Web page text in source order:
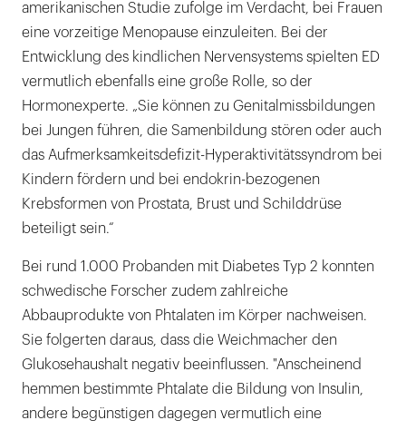
amerikanischen Studie zufolge im Verdacht, bei Frauen
eine vorzeitige Menopause einzuleiten. Bei der
Entwicklung des kindlichen Nervensystems spielten ED
vermutlich ebenfalls eine große Rolle, so der
Hormonexperte. „Sie können zu Genitalmissbildungen
bei Jungen führen, die Samenbildung stören oder auch
das Aufmerksamkeitsdefizit-Hyperaktivitätssyndrom bei
Kindern fördern und bei endokrin-bezogenen
Krebsformen von Prostata, Brust und Schilddrüse
beteiligt sein.“
Bei rund 1.000 Probanden mit Diabetes Typ 2 konnten
schwedische Forscher zudem zahlreiche
Abbauprodukte von Phtalaten im Körper nachweisen.
Sie folgerten daraus, dass die Weichmacher den
Glukosehaushalt negativ beeinflussen. "Anscheinend
hemmen bestimmte Phtalate die Bildung von Insulin,
andere begünstigen dagegen vermutlich eine